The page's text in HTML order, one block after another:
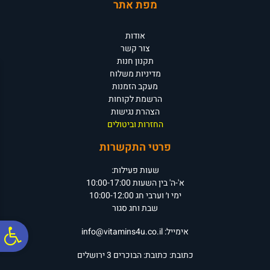
מפת אתר
אודות
צור קשר
תקנון חנות
מדיניות משלוח
מעקב הזמנות
הרשמת לקוחות
הצהרת נגישות
החזרות וביטולים
פרטי התקשרות
שעות פעילות:
א'-ה' בין השעות 10:00-17:00
ימי ו׳ וערבי חג 10:00-12:00
שבת וחג סגור
אימייל:info@vitamins4u.co.il
כתובת: כתובת: הבוכרים 3 ירושלים